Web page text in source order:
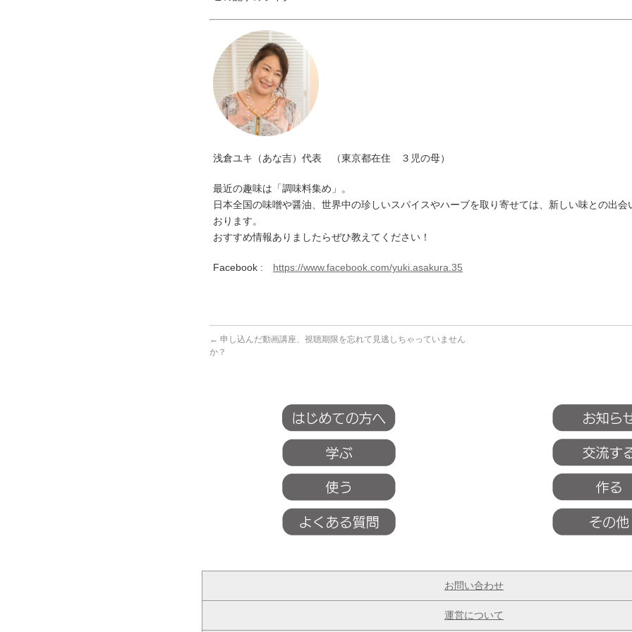
浅倉ユキ（あな吉）代表 （東京都在住 ３児の母）
最近の趣味は「調味料集め」。
日本全国の味噌や醤油、世界中の珍しいスパイスやハーブを取り寄せては、新しい味との出会
おります。
おすすめ情報ありましたらぜひ教えてください！
Facebook : https://www.facebook.com/yuki.asakura.35
← 申し込んだ動画講座、視聴期限を忘れて見逃しちゃっていません
か？
お問い合わせ
運営について